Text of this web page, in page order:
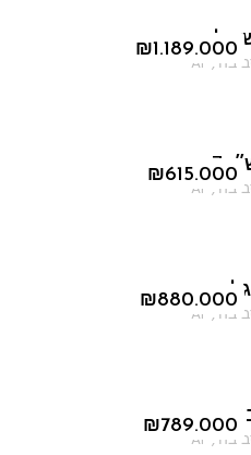
₪1.189.000
סוכות
,
AF
₪615.000
7
,
AF
₪880.000
,
AF
₪789.000
אבינו
,
AF